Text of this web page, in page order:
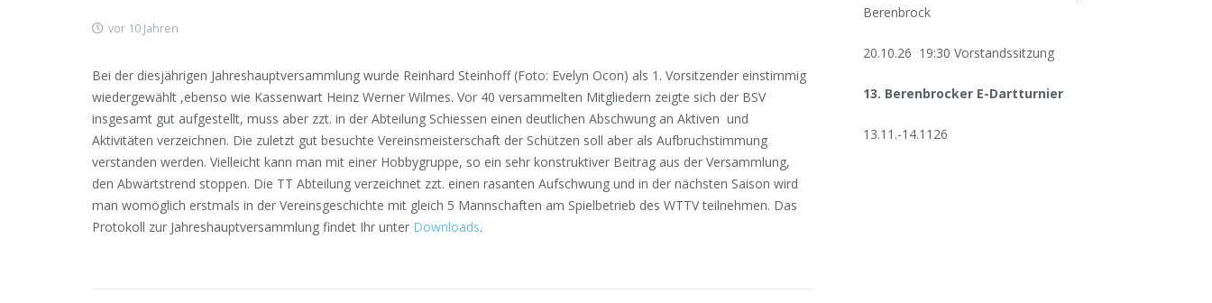
vor 10 Jahren
Bei der diesjährigen Jahreshauptversammlung wurde Reinhard Steinhoff (Foto: Evelyn Ocon) als 1. Vorsitzender einstimmig
wiedergewählt ,ebenso wie Kassenwart Heinz Werner Wilmes. Vor 40 versammelten Mitgliedern zeigte sich der BSV
insgesamt gut aufgestellt, muss aber zzt. in der Abteilung Schiessen einen deutlichen Abschwung an Aktiven und
Aktivitäten verzeichnen. Die zuletzt gut besuchte Vereinsmeisterschaft der Schützen soll aber als Aufbruchstimmung
verstanden werden. Vielleicht kann man mit einer Hobbygruppe, so ein sehr konstruktiver Beitrag aus der Versammlung,
den Abwärtstrend stoppen. Die TT Abteilung verzeichnet zzt. einen rasanten Aufschwung und in der nächsten Saison wird
man womöglich erstmals in der Vereinsgeschichte mit gleich 5 Mannschaften am Spielbetrieb des WTTV teilnehmen. Das
Protokoll zur Jahreshauptversammlung findet Ihr unter Downloads.
Berenbrock
20.10.26 19:30 Vorstandssitzung
13. Berenbrocker E-Dartturnier
13.11.-14.1126